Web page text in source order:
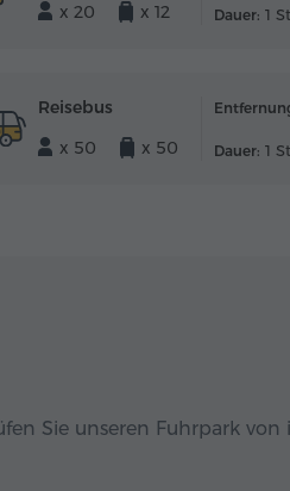
x 20
x 12 Dauer: 1
Reisebus
x 50
x 50 Dauer: 1
Sie unseren Fuhrpark